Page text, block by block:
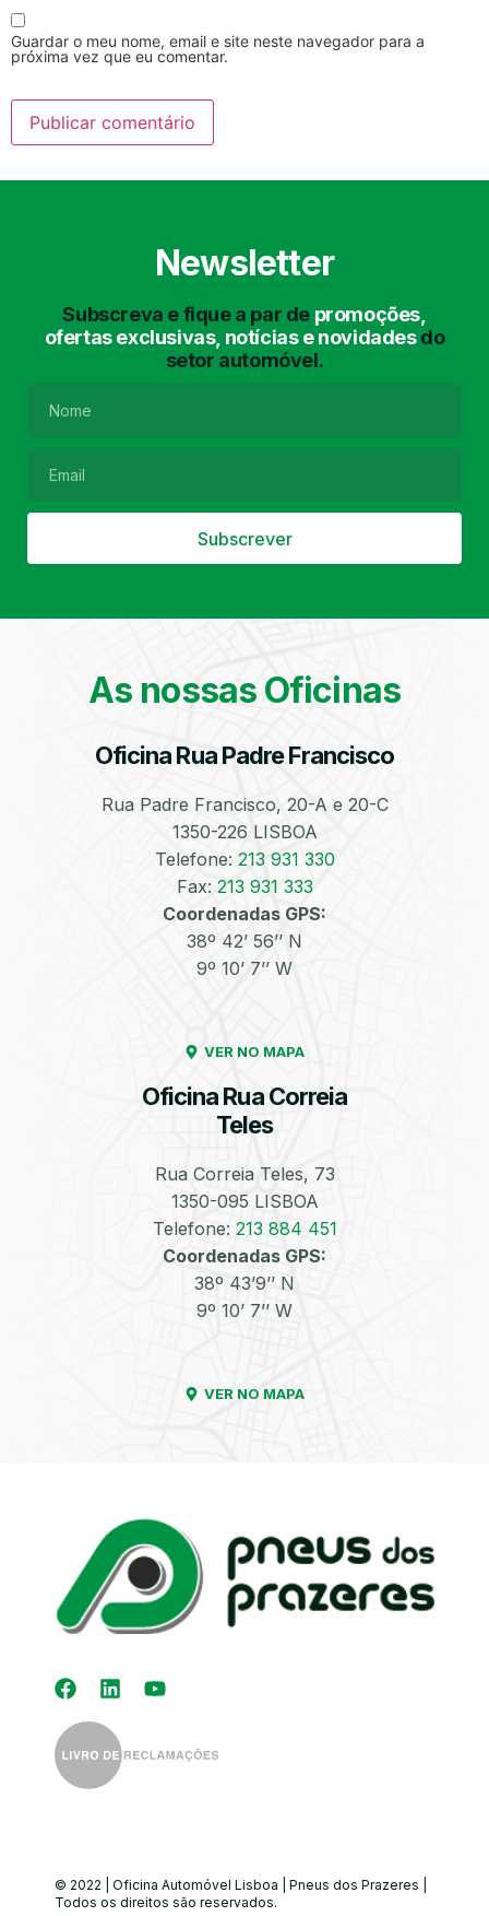
Guardar o meu nome, email e site neste navegador para a
próxima vez que eu comentar.
Newsletter
Subscreva e fique a par de promoções,
ofertas exclusivas, notícias e novidadesdo
setor automóvel.
Subscrever
As nossas Oficinas
Oficina Rua Padre Francisco
Rua Padre Francisco, 20-A e 20-C
1350-226 LISBOA
Telefone: 213 931 330
Fax: 213 931 333
Coordenadas GPS:
38º 42’ 56’’ N
9º 10’ 7’’ W
VER NO MAPA
Oficina Rua Correia
Teles
Rua Correia Teles, 73
1350-095 LISBOA
Telefone: 213 884 451
Coordenadas GPS:
38º 43’9’’ N
9º 10’ 7’’ W
VER NO MAPA
© 2022 | Oficina Automóvel Lisboa | Pneus dos Prazeres |
Todos os direitos são reservados.
Lavagem Manual
Lavagem de Chassis Matrículas
Filtro de Partículas Óleos
Bate-Chapas
Higienização e
Automóvel
Equilibragem das
Rodas
Desempeno de
Jantes
Kit Distribuição
Diagnóstico